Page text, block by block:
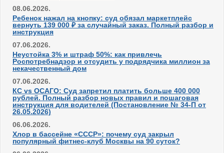
08.06.2026.
Ребенок нажал на кнопку: суд обязал маркетплейс
вернуть 139 000 ₽ за случайный заказ. Полный разбор и
инструкция
07.06.2026.
Неустойка 3% и штраф 50%: как привлечь
Роспотребнадзор и отсудить у подрядчика миллион за
некачественный дом
07.06.2026.
КС vs ОСАГО: Суд запретил платить больше 400 000
рублей. Полный разбор новых правил и пошаговая
инструкция для водителей (Постановление № 34-П от
26.05.2026)
06.06.2026.
Хлор в бассейне «СССР»: почему суд закрыл
популярный фитнес-клуб Москвы на 90 суток?